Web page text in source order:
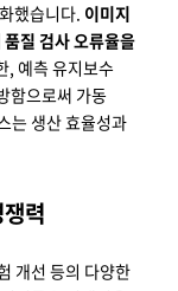
했습니다. 이미지
질 검사 오류율을
, 예측 유지보수
함으로써 가동
는 생산 효율성과
력
개선 등의 다양한